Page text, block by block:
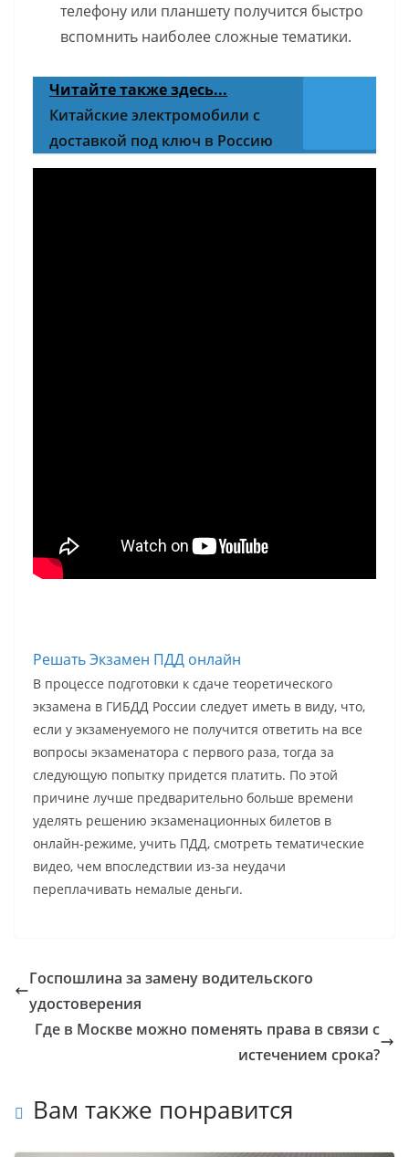
телефону или планшету получится быстро
вспомнить наиболее сложные тематики.
Читайте также здесь...
Китайские электромобили с
доставкой под ключ в Россию
Решать Экзамен ПДД онлайн
В процессе подготовки к сдаче теоретического
экзамена в ГИБДД России следует иметь в виду, что,
если у экзаменуемого не получится ответить на все
вопросы экзаменатора с первого раза, тогда за
следующую попытку придется платить. По этой
причине лучше предварительно больше времени
уделять решению экзаменационных билетов в
онлайн-режиме, учить ПДД, смотреть тематические
видео, чем впоследствии из-за неудачи
переплачивать немалые деньги.
Госпошлина за замену водительского
удостоверения
Где в Москве можно поменять права в связи с
истечением срока?
Вам также понравится